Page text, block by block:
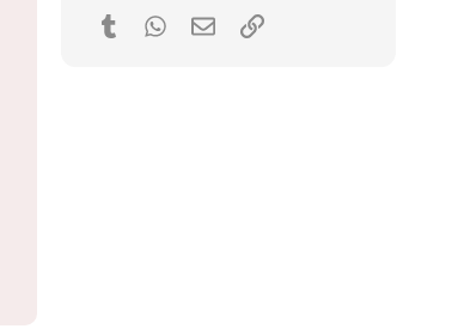
Tumblr WhatsApp
E-mailkoppeling